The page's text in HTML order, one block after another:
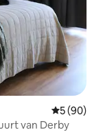
5 (90)
van Derby